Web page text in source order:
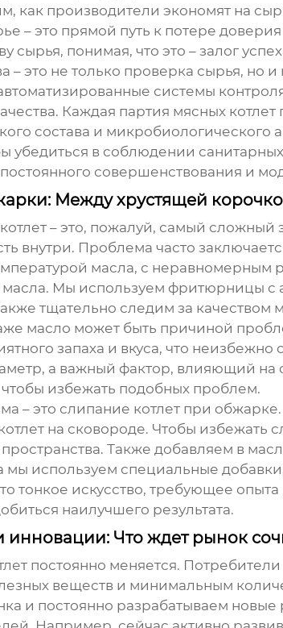
как производители экономят на
– это прямой путь к потере
сырья, понимая, что это – залог
– это не только проверка сырья,
системы
Каждая партия мясных котлет
состава и
убедиться в соблюдении
совершенствования и
Между хрустящей
– это, пожалуй, самый сложный
внутри. Проблема часто
масла, с неравномерным
масла. Мы используем фритюрницы
тщательно следим за
масло может быть причиной
запаха и вкуса, что неизбежно
а важный фактор, влияющий
избежать подобных проблем.
– это слипание котлет при
на сковороде. Чтобы
Также добавляем в
мы используем специальные
тонкое искусство, требующее
наилучшего результата.
инновации: Что ждет рынок
постоянно меняется.
веществ и минимальным
и постоянно разрабатываем новые